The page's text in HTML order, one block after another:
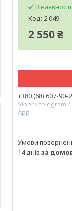
В наявності
Код: 2.049
2 550 ₴
+380 (68) 607-90-
Viber / telegram /
App
14 днів за